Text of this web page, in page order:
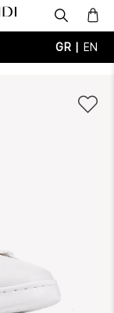
GR | EN